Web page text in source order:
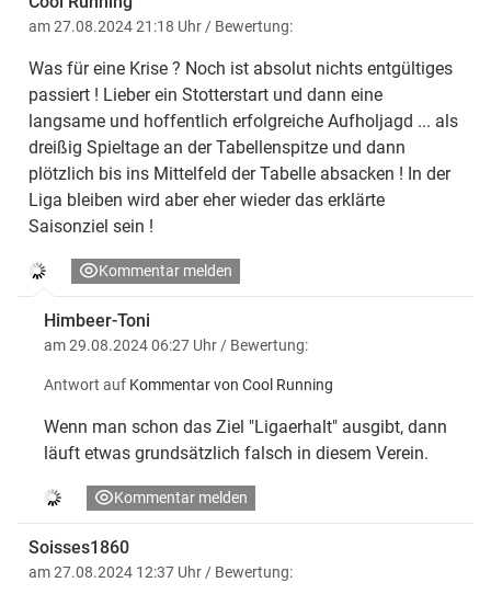
am 27.08.2024 21:18 Uhr / Bewertung:
Was für eine Krise ? Noch ist absolut nichts entgültiges
passiert ! Lieber ein Stotterstart und dann eine
langsame und hoffentlich erfolgreiche Aufholjagd ... als
dreißig Spieltage an der Tabellenspitze und dann
plötzlich bis ins Mittelfeld der Tabelle absacken ! In der
Liga bleiben wird aber eher wieder das erklärte
Saisonziel sein !
Kommentar melden
Himbeer-Toni
am 29.08.2024 06:27 Uhr / Bewertung:
Antwort auf Kommentar von Cool Running
Wenn man schon das Ziel "Ligaerhalt" ausgibt, dann
läuft etwas grundsätzlich falsch in diesem Verein.
Kommentar melden
Soisses1860
am 27.08.2024 12:37 Uhr / Bewertung: